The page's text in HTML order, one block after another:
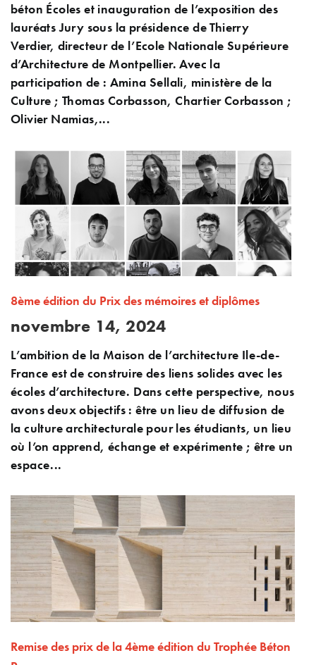
béton Écoles et inauguration de l’exposition des
lauréats Jury sous la présidence de Thierry
Verdier, directeur de l’Ecole Nationale Supérieure
d’Architecture de Montpellier. Avec la
participation de : Amina Sellali, ministère de la
Culture ; Thomas Corbasson, Chartier Corbasson ;
Olivier Namias,...
8ème édition du Prix des mémoires et diplômes
novembre 14, 2024
L’ambition de la Maison de l’architecture Ile-de-
France est de construire des liens solides avec les
écoles d’architecture. Dans cette perspective, nous
avons deux objectifs : être un lieu de diffusion de
la culture architecturale pour les étudiants, un lieu
où l’on apprend, échange et expérimente ; être un
espace...
Remise des prix de la 4ème édition du Trophée Béton